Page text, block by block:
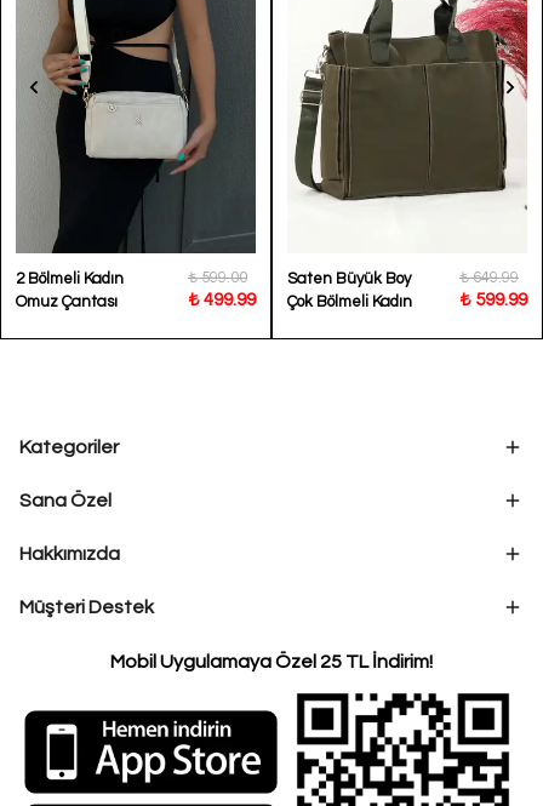
2 Bölmeli Kadın
Omuz Çantası
₺ 599.00
₺ 499.99
Saten Büyük Boy
Çok Bölmeli Kadın
₺ 649.99
₺ 599.99
Kategoriler
Sana Özel
Hakkımızda
Müşteri Destek
Mobil Uygulamaya Özel 25 TL İndirim!